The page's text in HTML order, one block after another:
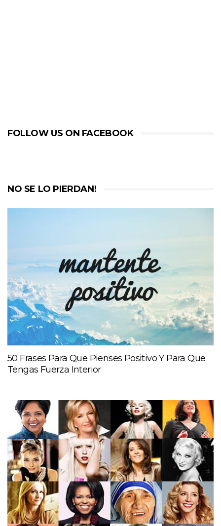
FOLLOW US ON FACEBOOK
NO SE LO PIERDAN!
50 Frases Para Que Pienses Positivo Y Para Que
Tengas Fuerza Interior